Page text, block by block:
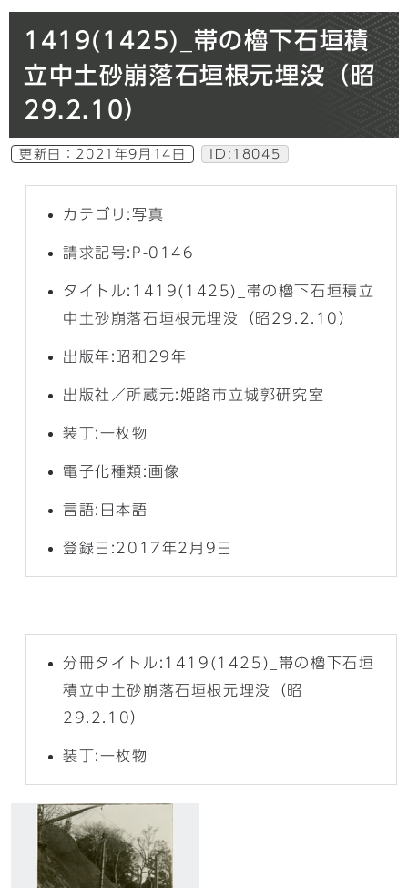
1419(1425)_帯の櫓下石垣積
立中土砂崩落石垣根元埋没（昭
29.2.10）
更新日： 2021年9月14日 ID:18045
カテゴリ:写真
請求記号:P-0146
タイトル:1419(1425)_帯の櫓下石垣積立
中土砂崩落石垣根元埋没（昭29.2.10）
出版年:昭和29年
出版社／所蔵元:姫路市立城郭研究室
装丁:一枚物
電子化種類:画像
言語:日本語
登録日:2017年2月9日
分冊タイトル:1419(1425)_帯の櫓下石垣
積立中土砂崩落石垣根元埋没（昭
29.2.10）
装丁:一枚物